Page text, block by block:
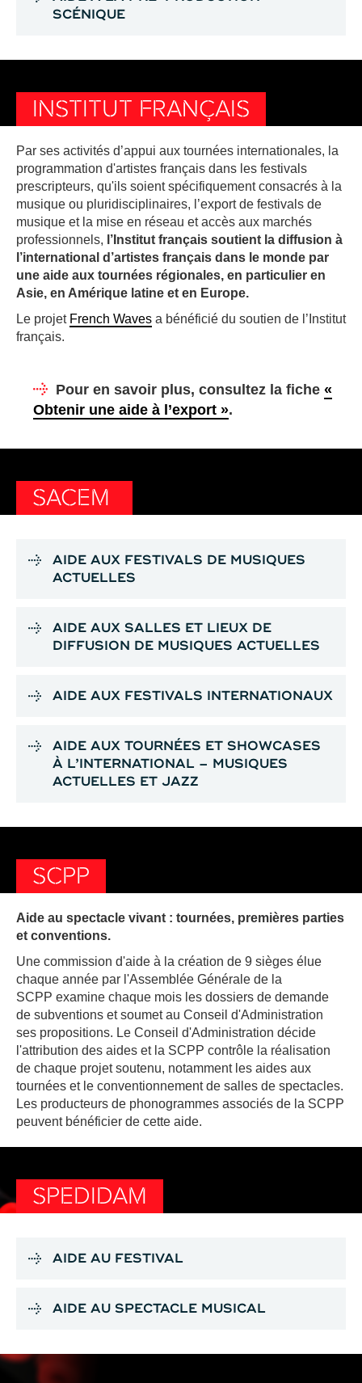
SCÉNIQUE
INSTITUT FRANÇAIS
Par ses activités d’appui aux tournées internationales, la
programmation d'artistes français dans les festivals
prescripteurs, qu'ils soient spécifiquement consacrés à la
musique ou pluridisciplinaires, l’export de festivals de
musique et la mise en réseau et accès aux marchés
professionnels, l’Institut français soutient la diffusion à
l’international d’artistes français dans le monde par
une aide aux tournées régionales, en particulier en
Asie, en Amérique latine et en Europe.
Le projet French Waves a bénéficié du soutien de l’Institut
français.
Pour en savoir plus, consultez la fiche «
Obtenir une aide à l’export ».
SACEM
AIDE AUX FESTIVALS DE MUSIQUES
ACTUELLES
AIDE AUX SALLES ET LIEUX DE
DIFFUSION DE MUSIQUES ACTUELLES
AIDE AUX FESTIVALS INTERNATIONAUX
AIDE AUX TOURNÉES ET SHOWCASES
À L’INTERNATIONAL – MUSIQUES
ACTUELLES ET JAZZ
SCPP
Aide au spectacle vivant : tournées, premières parties
et conventions.
Une commission d'aide à la création de 9 sièges élue
chaque année par l'Assemblée Générale de la
SCPP examine chaque mois les dossiers de demande
de subventions et soumet au Conseil d'Administration
ses propositions. Le Conseil d'Administration décide
l'attribution des aides et la SCPP contrôle la réalisation
de chaque projet soutenu, notamment les aides aux
tournées et le conventionnement de salles de spectacles.
Les producteurs de phonogrammes associés de la SCPP
peuvent bénéficier de cette aide.
SPEDIDAM
AIDE AU FESTIVAL
AIDE AU SPECTACLE MUSICAL